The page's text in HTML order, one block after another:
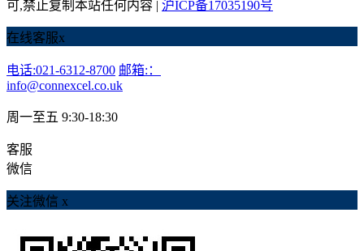
可,禁止复制本站任何内容 | 沪ICP备17035190号
在线客服x
电话:021-6312-8700 邮箱:：
info@connexcel.co.uk
周一至五 9:30-18:30
客服
微信
关注微信 x